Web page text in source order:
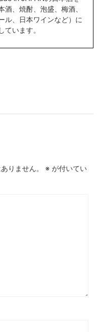
酒、焼酎、泡盛、梅酒、
ル、日本ワインなど）に
ています。
りません。 ※ が付いてい